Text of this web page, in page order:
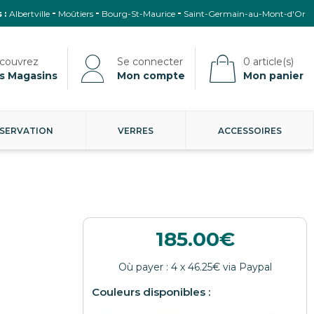
: Albertville Moûtiers Bourg-St-Maurice Saint-Germain-au-Mont-d'Or
Magasins Mon compte Mon panier
VERRES ACCESSOIRES
185.00